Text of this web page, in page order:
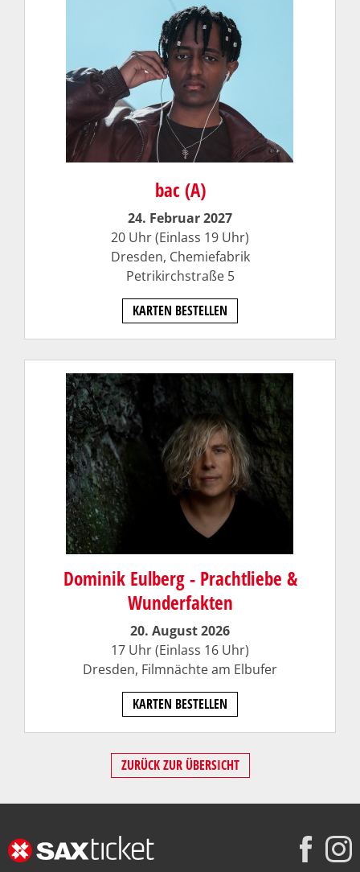
bac (A)
24. Februar 2027
20 Uhr (Einlass 19 Uhr)
Dresden, Chemiefabrik
Petrikirchstraße 5
KARTEN BESTELLEN
Dominik Eulberg - Prachtliebe &
Wunderfakten
20. August 2026
17 Uhr (Einlass 16 Uhr)
Dresden, Filmnächte am Elbufer
KARTEN BESTELLEN
ZURÜCK ZUR ÜBERSICHT